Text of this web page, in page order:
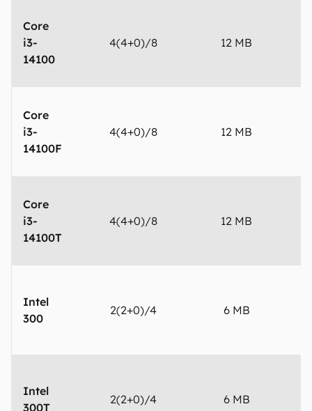
Core
i3-
14100
4(4+0)/8 12 MB
Core
i3-
14100F
4(4+0)/8 12 MB
Core
i3-
14100T
4(4+0)/8 12 MB
Intel
300
2(2+0)/4 6 MB
Intel
300T
2(2+0)/4 6 MB